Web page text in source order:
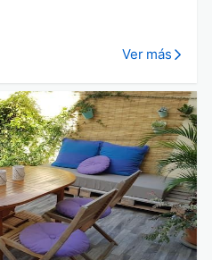
Ver más